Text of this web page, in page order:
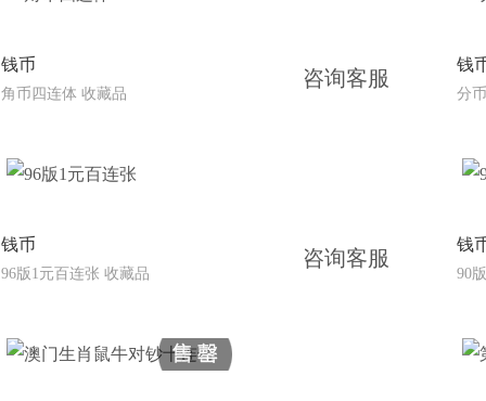
钱币
角币四连体 收藏品
咨询客服
钱币
96版1元百连张 收藏品
咨询客服
钱
分
钱
90